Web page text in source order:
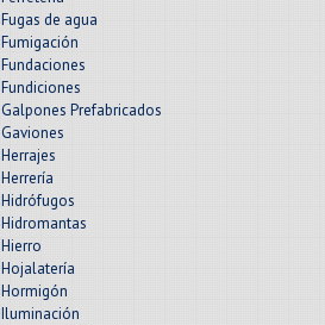
Fugas de agua
Fumigación
Fundaciones
Fundiciones
Galpones Prefabricados
Gaviones
Herrajes
Herrería
Hidrófugos
Hidromantas
Hierro
Hojalatería
Hormigón
Iluminación